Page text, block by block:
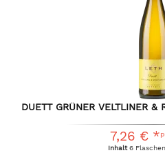
DUETT GRÜNER VELTLINER &
7,26 € *
Inhalt6 Flaschen